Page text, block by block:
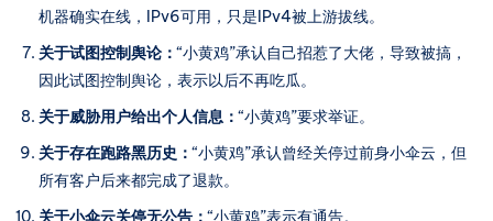
机器确实在线，IPv6可用，只是IPv4被上游拔线。
关于试图控制舆论：“小黄鸡”承认自己招惹了大佬，导致被搞，
因此试图控制舆论，表示以后不再吃瓜。
关于威胁用户给出个人信息：“小黄鸡”要求举证。
关于存在跑路黑历史：“小黄鸡”承认曾经关停过前身小伞云，但
所有客户后来都完成了退款。
关于小伞云关停无公告：“小黄鸡”表示有通告。